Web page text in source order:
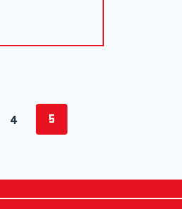
4 5